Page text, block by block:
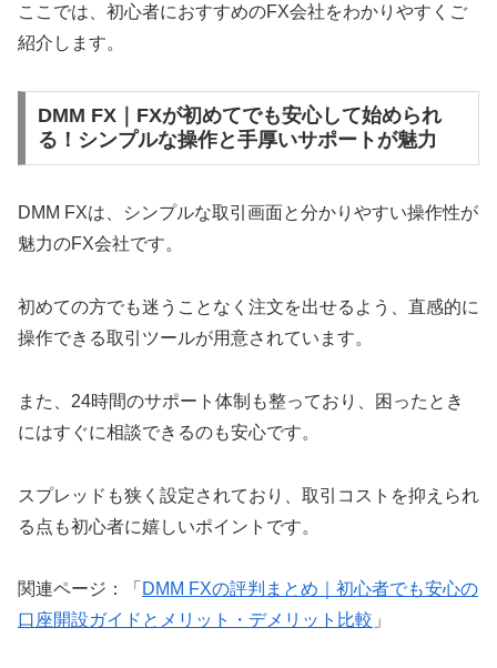
ここでは、初心者におすすめのFX会社をわかりやすくご
紹介します。
DMM FX｜FXが初めてでも安心して始められ
る！シンプルな操作と手厚いサポートが魅力
DMM FXは、シンプルな取引画面と分かりやすい操作性が
魅力のFX会社です。
初めての方でも迷うことなく注文を出せるよう、直感的に
操作できる取引ツールが用意されています。
また、24時間のサポート体制も整っており、困ったとき
にはすぐに相談できるのも安心です。
スプレッドも狭く設定されており、取引コストを抑えられ
る点も初心者に嬉しいポイントです。
関連ページ：「 DMM FXの評判まとめ｜初心者でも安心の
口座開設ガイドとメリット・デメリット比較 」